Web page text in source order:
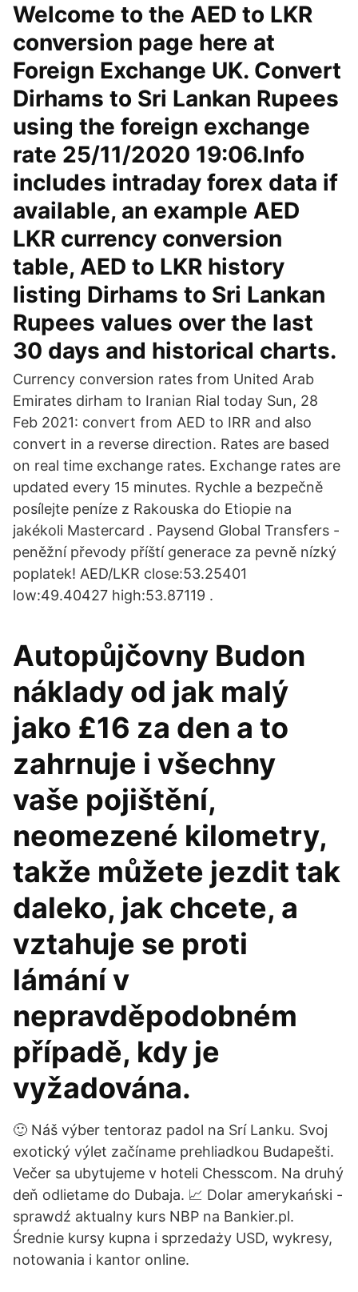
Welcome to the AED to LKR
conversion page here at
Foreign Exchange UK. Convert
Dirhams to Sri Lankan Rupees
using the foreign exchange
rate 25/11/2020 19:06.Info
includes intraday forex data if
available, an example AED
LKR currency conversion
table, AED to LKR history
listing Dirhams to Sri Lankan
Rupees values over the last
30 days and historical charts.
Currency conversion rates from United Arab
Emirates dirham to Iranian Rial today Sun, 28
Feb 2021: convert from AED to IRR and also
convert in a reverse direction. Rates are based
on real time exchange rates. Exchange rates are
updated every 15 minutes. Rychle a bezpečně
posílejte peníze z Rakouska do Etiopie na
jakékoli Mastercard . Paysend Global Transfers -
peněžní převody příští generace za pevně nízký
poplatek! AED/LKR close:53.25401
low:49.40427 high:53.87119 .
Autopůjčovny Budon
náklady od jak malý
jako £16 za den a to
zahrnuje i všechny
vaše pojištění,
neomezené kilometry,
takže můžete jezdit tak
daleko, jak chcete, a
vztahuje se proti
lámání v
nepravděpodobném
případě, kdy je
vyžadována.
🙂 Náš výber tentoraz padol na Srí Lanku. Svoj
exotický výlet začíname prehliadkou Budapešti.
Večer sa ubytujeme v hoteli Chesscom. Na druhý
deň odlietame do Dubaja. 📈 Dolar amerykański -
sprawdź aktualny kurs NBP na Bankier.pl.
Średnie kursy kupna i sprzedaży USD, wykresy,
notowania i kantor online.